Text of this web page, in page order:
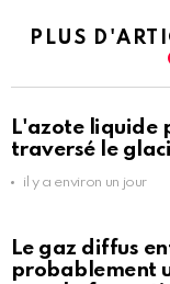
PLUS
L'azote liquide
traversé le
il y a environ un jour
Le gaz diffus
probablement